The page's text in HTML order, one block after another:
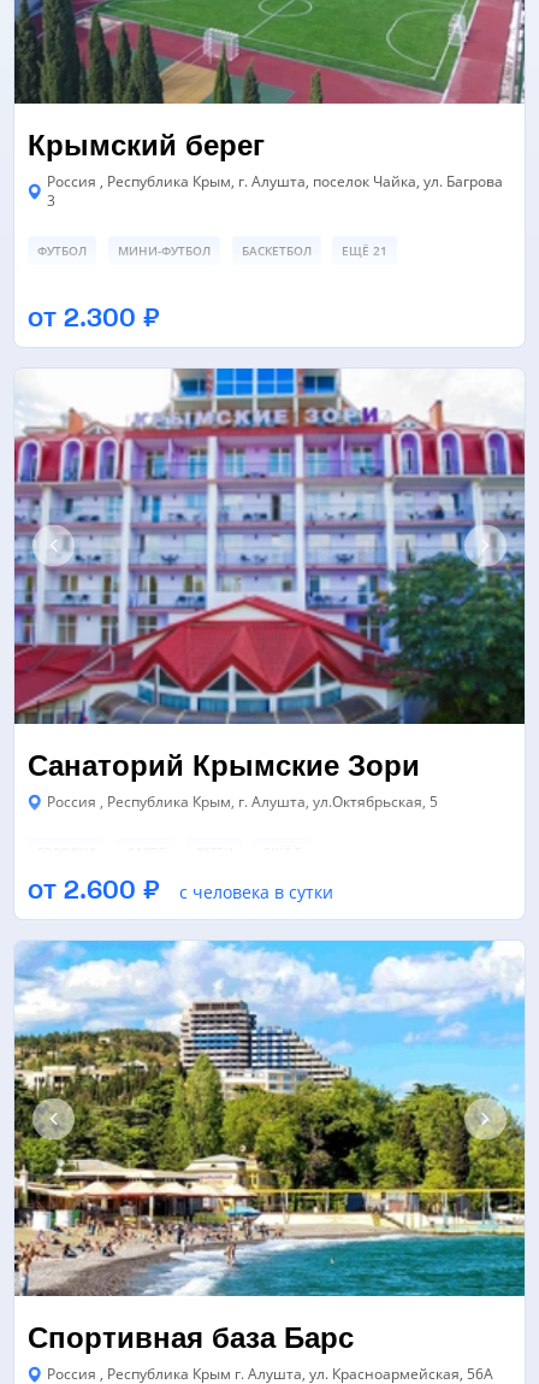
Крымский берег
Россия , Республика Крым, г. Алушта, поселок Чайка, ул. Багрова
3
ФУТБОЛ МИНИ-ФУТБОЛ БАСКЕТБОЛ ЕЩЁ 21
ЛЕГКОАТЛЕТИЧЕСКОЕ ЯДРО
от 2.300 ₽
Санаторий Крымские Зори
Россия , Республика Крым, г. Алушта, ул.Октябрьская, 5
ТРЕНАЖЕРНЫЙ ЗАЛ БАССЕЙН ФУТБОЛЬНОЕ ПОЛЕ
от 2.600 ₽ с человека в сутки
Спортивная база Барс
Россия , Республика Крым г. Алушта, ул. Красноармейская, 56А